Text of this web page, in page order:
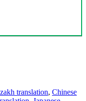
translation, Chinese